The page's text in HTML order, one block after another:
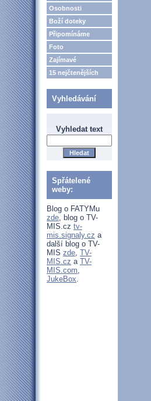
Osobnosti
Boží doteky
Připomínáme
Foto
Zajímavé
15 nejčtenějších
Vyhledávání
Vyhledat text
Spřátelené
weby:
Blog o FATYMu
zde, blog o TV-
MIS.cz tv-
mis.signaly.cz a
další blog o TV-
MIS zde, TV-
MIS.cz a TV-
MIS.com,
JukeBox.